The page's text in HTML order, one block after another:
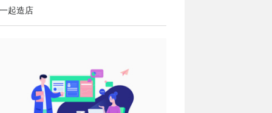
起造店